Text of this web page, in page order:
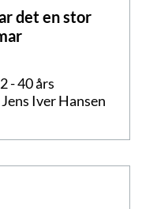
det en stor
- 40 års
Iver Hansen